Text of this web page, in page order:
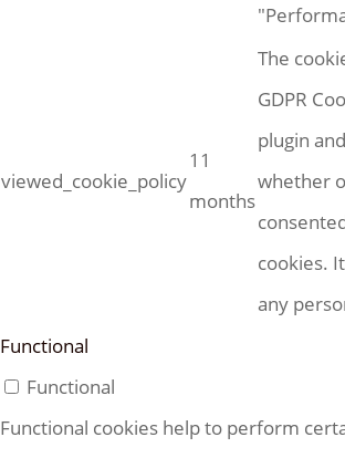
viewed_cookie_policy
11
months
The
GDPR
plugin
whether
cookies.
any
Functional
Functional
Functional cookies help to perform